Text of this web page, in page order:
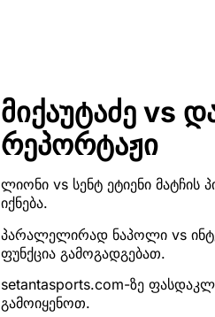
მიქაუტაძე vs
რეპორტაჟი
ლიონი vs სენტ ეტიენი მატჩის
იქნება.
პარალელირად ნაპოლი vs
ფუნქცია გამოგადგებათ.
setantasports.com-ზე
გამოიყენოთ.